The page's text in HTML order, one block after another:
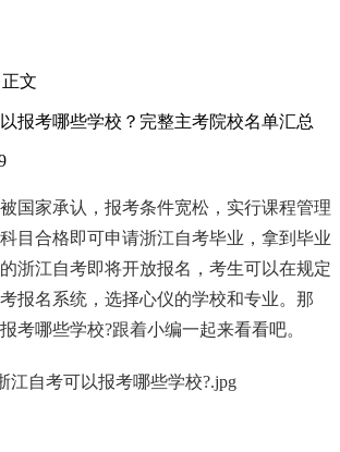
文
报考哪些学校？完整主考院校名单汇总
被国家承认，报考条件宽松，实行课程管理
目合格即可申请浙江自考毕业，拿到毕业
浙江自考即将开放报名，考生可以在规定
报名系统，选择心仪的学校和专业。那
考哪些学校?跟着小编一起来看看吧。